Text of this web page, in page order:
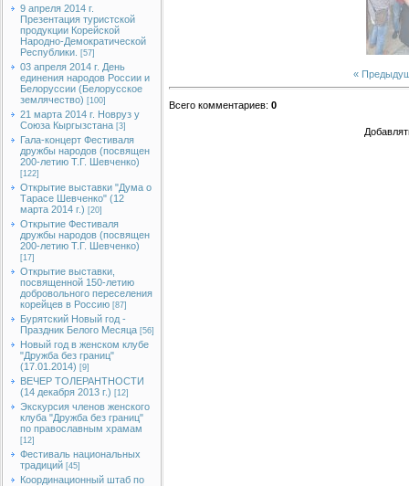
9 апреля 2014 г.
Презентация туристской
продукции Корейской
Народно-Демократической
Республики.
[57]
03 апреля 2014 г. День
единения народов России и
Белоруссии (Белорусское
землячество) [100]
21 марта 2014 г. Новруз у
Союза Кыргызстана [3]
Гала-концерт Фестиваля
дружбы народов (посвящен
200-летию Т.Г. Шевченко)
[122]
Открытие выставки "Дума о
Тарасе Шевченко" (12
марта 2014 г.) [20]
Открытие Фестиваля
дружбы народов (посвящен
200-летию Т.Г. Шевченко)
[17]
Открытие выставки,
посвященной 150-летию
добровольного переселения
корейцев в Россию [87]
Бурятский Новый год -
Праздник Белого Месяца [56]
Новый год в женском клубе
"Дружба без границ"
(17.01.2014) [9]
ВЕЧЕР ТОЛЕРАНТНОСТИ
(14 декабря 2013 г.) [12]
Экскурсия членов женского
клуба "Дружба без границ"
по православным храмам
[12]
Фестиваль национальных
традиций [45]
Координационный штаб по
«
Всего комментариев: 0